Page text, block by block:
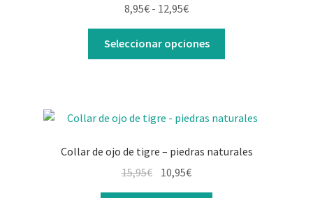
8,95€ - 12,95€
Seleccionar opciones
Collar de ojo de tigre – piedras naturales
15,95€ 10,95€